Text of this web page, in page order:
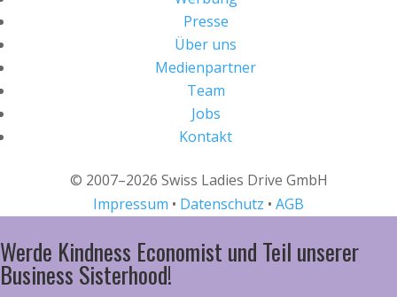
Presse
Über uns
Medienpartner
Team
Jobs
Kontakt
© 2007–2026 Swiss Ladies Drive GmbH
Impressum • Datenschutz • AGB
Werde Kindness Economist und Teil unserer
Business Sisterhood!